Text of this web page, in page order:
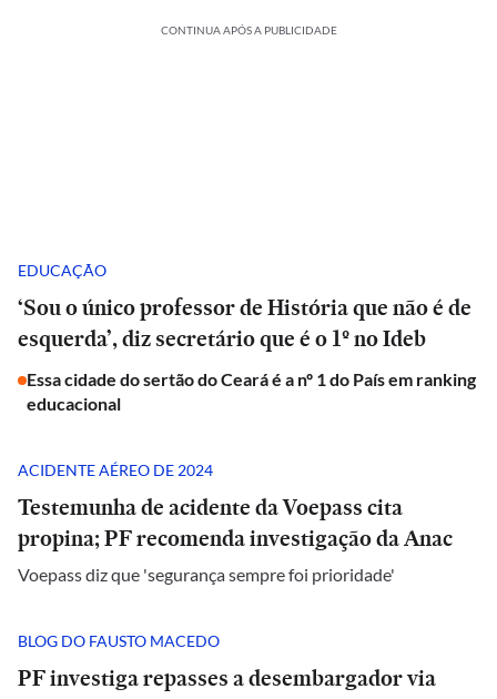
CONTINUA APÓS A PUBLICIDADE
EDUCAÇÃO
‘Sou o único professor de História que não é de
esquerda’, diz secretário que é o 1º no Ideb
Essa cidade do sertão do Ceará é a nº 1 do País em ranking
educacional
ACIDENTE AÉREO DE 2024
Testemunha de acidente da Voepass cita
propina; PF recomenda investigação da Anac
Voepass diz que 'segurança sempre foi prioridade'
BLOG DO FAUSTO MACEDO
PF investiga repasses a desembargador via